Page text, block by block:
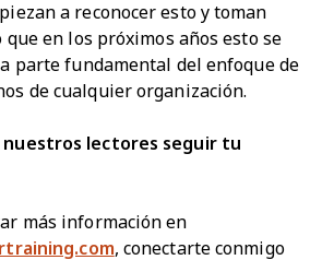
a reconocer esto y toman
que en los próximos años esto se
parte fundamental del enfoque de
de cualquier organización.
nuestros lectores seguir tu
más información en
, conectarte conmigo